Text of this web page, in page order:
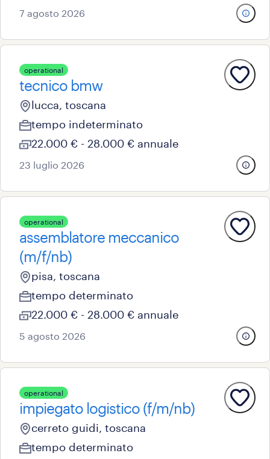
7 agosto 2026
operational
tecnico bmw
lucca, toscana
tempo indeterminato
22.000 € - 28.000 € annuale
23 luglio 2026
operational
assemblatore meccanico
(m/f/nb)
pisa, toscana
tempo determinato
22.000 € - 28.000 € annuale
5 agosto 2026
operational
impiegato logistico (f/m/nb)
cerreto guidi, toscana
tempo determinato